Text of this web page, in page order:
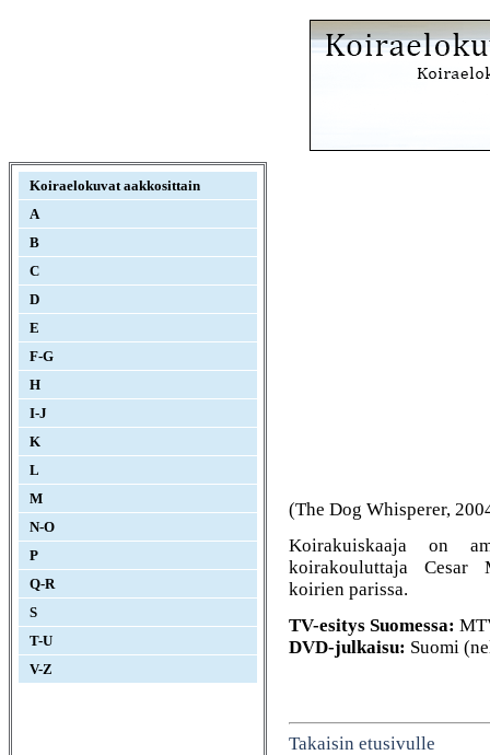
Koiraelokuvat aakkosittain
A
B
C
D
E
F-G
H
I-J
K
L
M
N-O
P
Q-R
S
T-U
V-Z
(The Dog Whisperer,
Koirakuiskaaja on
koirakouluttaja
koirien parissa.
TV-esitys Suomessa:
DVD-julkaisu: Suomi
Takaisin etusivulle